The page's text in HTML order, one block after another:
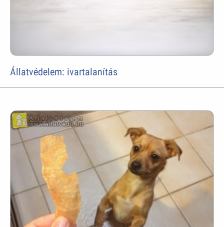
Állatvédelem: ivartalanítás